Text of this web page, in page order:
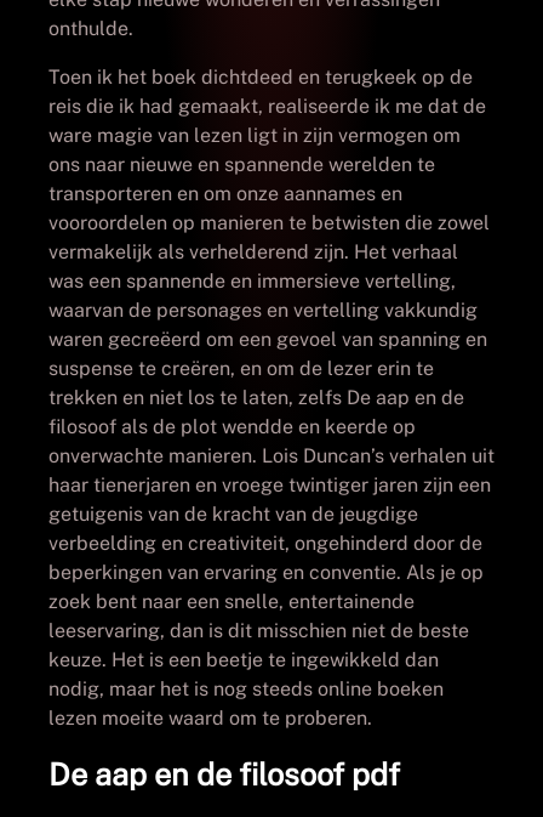
onthulde.
Toen ik het boek dichtdeed en terugkeek op de
reis die ik had gemaakt, realiseerde ik me dat de
ware magie van lezen ligt in zijn vermogen om
ons naar nieuwe en spannende werelden te
transporteren en om onze aannames en
vooroordelen op manieren te betwisten die zowel
vermakelijk als verhelderend zijn. Het verhaal
was een spannende en immersieve vertelling,
waarvan de personages en vertelling vakkundig
waren gecreëerd om een gevoel van spanning en
suspense te creëren, en om de lezer erin te
trekken en niet los te laten, zelfs De aap en de
filosoof als de plot wendde en keerde op
onverwachte manieren. Lois Duncan’s verhalen uit
haar tienerjaren en vroege twintiger jaren zijn een
getuigenis van de kracht van de jeugdige
verbeelding en creativiteit, ongehinderd door de
beperkingen van ervaring en conventie. Als je op
zoek bent naar een snelle, entertainende
leeservaring, dan is dit misschien niet de beste
keuze. Het is een beetje te ingewikkeld dan
nodig, maar het is nog steeds online boeken
lezen moeite waard om te proberen.
De aap en de filosoof pdf